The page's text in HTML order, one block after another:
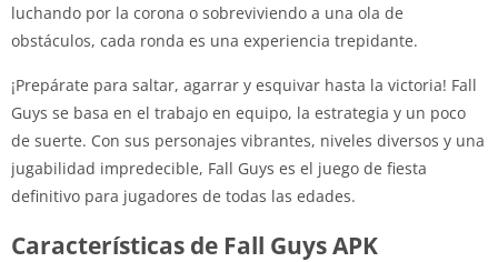
luchando por la corona o sobreviviendo a una ola de
obstáculos, cada ronda es una experiencia trepidante.
¡Prepárate para saltar, agarrar y esquivar hasta la victoria! Fall
Guys se basa en el trabajo en equipo, la estrategia y un poco
de suerte. Con sus personajes vibrantes, niveles diversos y una
jugabilidad impredecible, Fall Guys es el juego de fiesta
definitivo para jugadores de todas las edades.
Características de Fall Guys APK